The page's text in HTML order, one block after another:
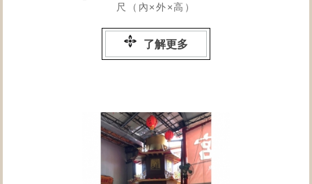
尺（內×外×高）
了解更多